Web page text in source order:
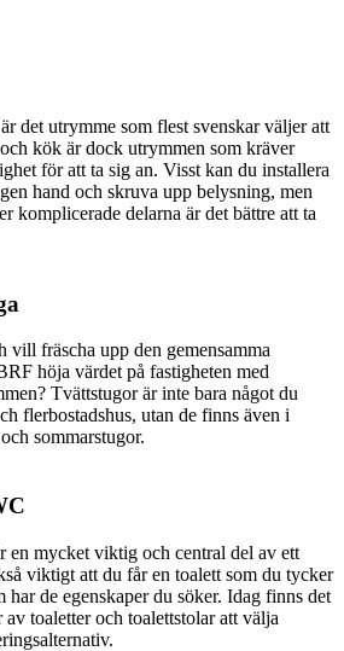
det utrymme som flest svenskar väljer att
kök är dock utrymmen som kräver
för att ta sig an. Visst kan du installera
hand och skruva upp belysning, men
komplicerade delarna är det bättre att ta
vill fräscha upp den gemensamma
höja värdet på fastigheten med
Tvättstugor är inte bara något du
flerbostadshus, utan de finns även i
sommarstugor.
en mycket viktig och central del av ett
viktigt att du får en toalett som du tycker
har de egenskaper du söker. Idag finns det
toaletter och toalettstolar att välja